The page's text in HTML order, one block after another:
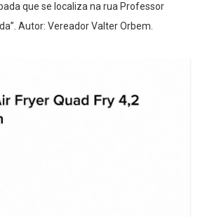
que se localiza na rua Professor
Autor: Vereador Valter Orbem.